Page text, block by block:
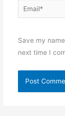
Email*
Save my
next time I